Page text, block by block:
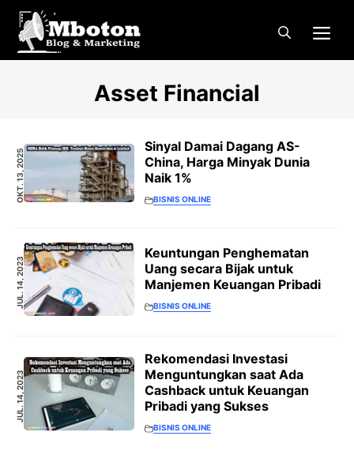
Langsung
Asset Financial
OKT. 13, 2025
Sinyal Damai Dagang AS-
China, Harga Minyak Dunia
Naik 1%
BISNIS ONLINE
JUL. 14, 2023
Keuntungan Penghematan
Uang secara Bijak untuk
Manjemen Keuangan Pribadi
BISNIS ONLINE
JUL. 14, 2023
Rekomendasi Investasi
Menguntungkan saat Ada
Cashback untuk Keuangan
Pribadi yang Sukses
BISNIS ONLINE